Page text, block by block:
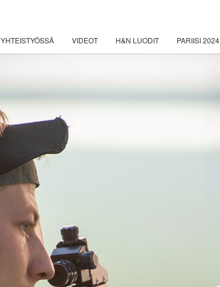
YHTEISTYÖSSÄ VIDEOT H&N LUODIT PARIISI 2024